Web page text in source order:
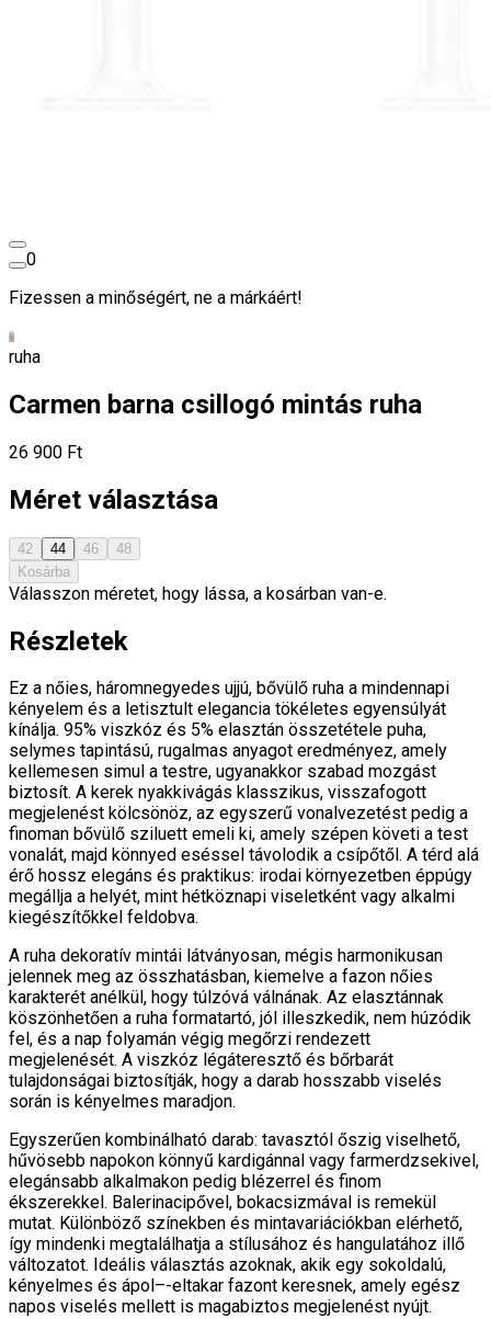
0
Fizessen a minőségért, ne a márkáért!
ruha
Carmen barna csillogó mintás ruha
26 900 Ft
Méret választása
42 44 46
48
Kosárba
Válasszon méretet, hogy lássa, a kosárban van-e.
Részletek
Ez a nőies, háromnegyedes ujjú, bővülő ruha a mindennapi
kényelem és a letisztult elegancia tökéletes egyensúlyát
kínálja. 95% viszkóz és 5% elasztán összetétele puha,
selymes tapintású, rugalmas anyagot eredményez, amely
kellemesen simul a testre, ugyanakkor szabad mozgást
biztosít. A kerek nyakkivágás klasszikus, visszafogott
megjelenést kölcsönöz, az egyszerű vonalvezetést pedig a
finoman bővülő sziluett emeli ki, amely szépen követi a test
vonalát, majd könnyed eséssel távolodik a csípőtől. A térd alá
érő hossz elegáns és praktikus: irodai környezetben éppúgy
megállja a helyét, mint hétköznapi viseletként vagy alkalmi
kiegészítőkkel feldobva.
A ruha dekoratív mintái látványosan, mégis harmonikusan
jelennek meg az összhatásban, kiemelve a fazon nőies
karakterét anélkül, hogy túlzóvá válnának. Az elasztánnak
köszönhetően a ruha formatartó, jól illeszkedik, nem húzódik
fel, és a nap folyamán végig megőrzi rendezett
megjelenését. A viszkóz légáteresztő és bőrbarát
tulajdonságai biztosítják, hogy a darab hosszabb viselés
során is kényelmes maradjon.
Egyszerűen kombinálható darab: tavasztól őszig viselhető,
hűvösebb napokon könnyű kardigánnal vagy farmerdzsekivel,
elegánsabb alkalmakon pedig blézerrel és finom
ékszerekkel. Balerinacipővel, bokacsizmával is remekül
mutat. Különböző színekben és mintavariációkban elérhető,
így mindenki megtalálhatja a stílusához és hangulatához illő
változatot. Ideális választás azoknak, akik egy sokoldalú,
kényelmes és ápol–-eltakar fazont keresnek, amely egész
napos viselés mellett is magabiztos megjelenést nyújt.